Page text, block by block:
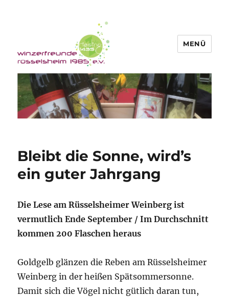
Winzerfreunde Rüsselsheim 1985
e.V.
MENÜ
Bleibt die Sonne, wird’s
ein guter Jahrgang
Die Lese am Rüsselsheimer Weinberg ist
vermutlich Ende September / Im Durchschnitt
kommen 200 Flaschen heraus
Goldgelb glänzen die Reben am Rüsselsheimer
Weinberg in der heißen Spätsommersonne.
Damit sich die Vögel nicht gütlich daran tun,